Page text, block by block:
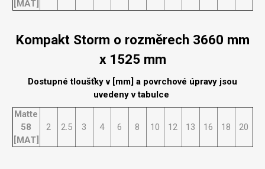
[MAT]
Kompakt Storm o rozměrech 3660 mm
x 1525 mm
Dostupné tloušťky v [mm] a povrchové úpravy jsou
uvedeny v tabulce
Matte
58
[MAT]
2 2.5 3 4 6 8 10 12 13 16 18 20